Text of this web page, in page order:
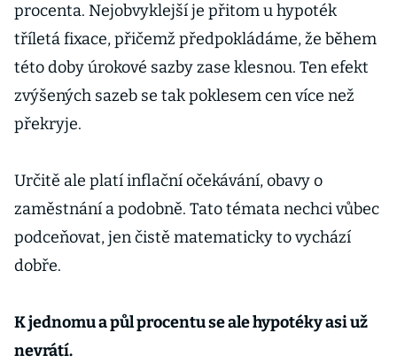
procenta. Nejobvyklejší je přitom u hypoték
tříletá fixace, přičemž předpokládáme, že během
této doby úrokové sazby zase klesnou. Ten efekt
zvýšených sazeb se tak poklesem cen více než
překryje.
Určitě ale platí inflační očekávání, obavy o
zaměstnání a podobně. Tato témata nechci vůbec
podceňovat, jen čistě matematicky to vychází
dobře.
K jednomu a půl procentu se ale hypotéky asi už
nevrátí.